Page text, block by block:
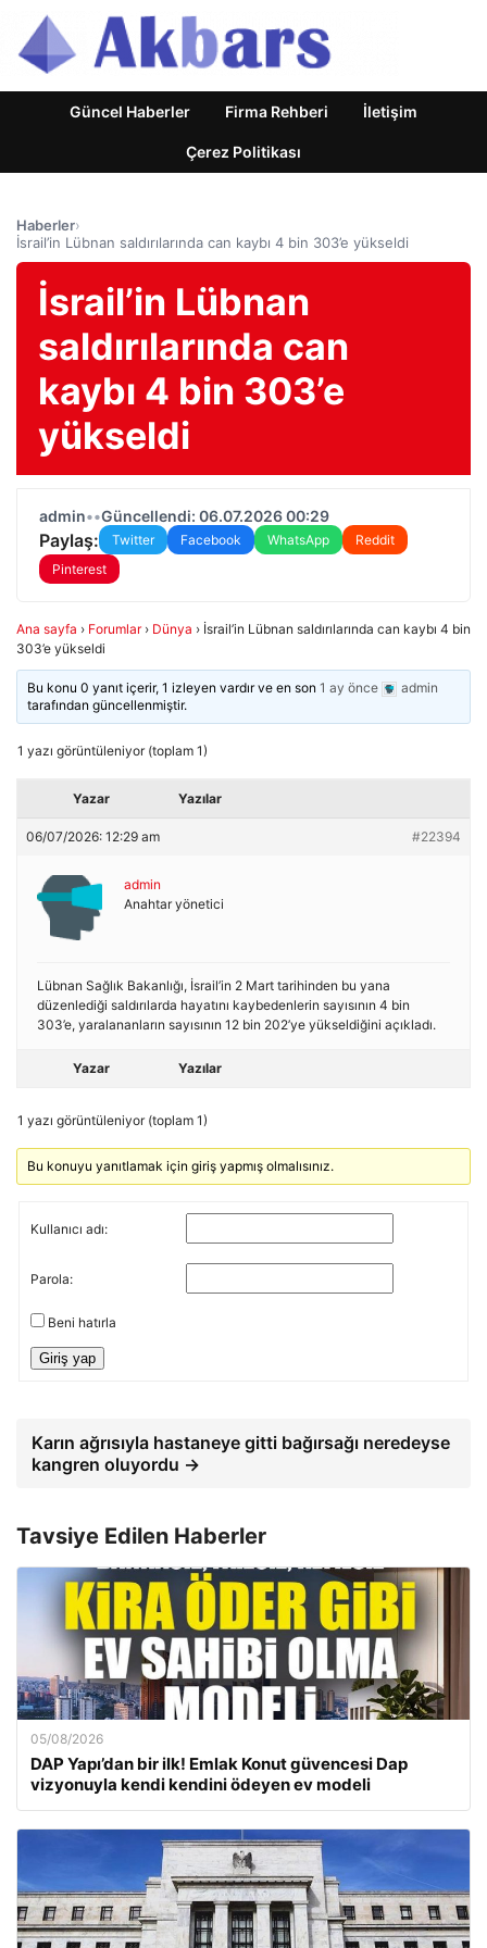
Güncel Haberler Firma Rehberi İletişim
Çerez Politikası
Haberler›
İsrail’in Lübnan saldırılarında can kaybı 4 bin 303’e yükseldi
İsrail’in Lübnan
saldırılarında can
kaybı 4 bin 303’e
yükseldi
admin••Güncellendi: 06.07.2026 00:29
Paylaş: Twitter Facebook WhatsApp
Reddit
Pinterest
Ana sayfa › Forumlar › Dünya › İsrail’in Lübnan saldırılarında can kaybı 4 bin
303’e yükseldi
Bu konu 0 yanıt içerir, 1 izleyen vardır ve en son1 ay önce
admin
tarafından güncellenmiştir.
1 yazı görüntüleniyor (toplam 1)
Yazar Yazılar
06/07/2026: 12:29 am #22394
admin
Anahtar yönetici
Lübnan Sağlık Bakanlığı, İsrail’in 2 Mart tarihinden bu yana
düzenlediği saldırılarda hayatını kaybedenlerin sayısının 4 bin
303’e, yaralananların sayısının 12 bin 202’ye yükseldiğini açıkladı.
Yazar Yazılar
1 yazı görüntüleniyor (toplam 1)
Bu konuyu yanıtlamak için giriş yapmış olmalısınız.
Kullanıcı adı:
Parola:
Beni hatırla
Giriş yap
Karın ağrısıyla hastaneye gitti bağırsağı neredeyse
kangren oluyordu →
Tavsiye Edilen Haberler
05/08/2026
DAP Yapı’dan bir ilk! Emlak Konut güvencesi Dap
vizyonuyla kendi kendini ödeyen ev modeli